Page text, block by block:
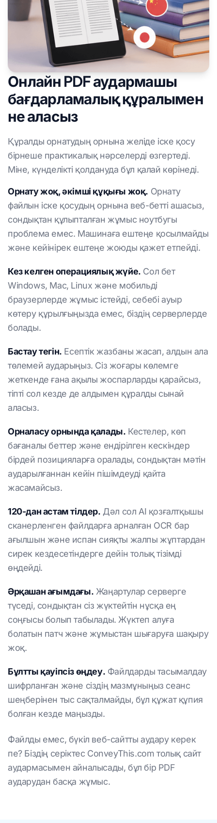
Онлайн PDF аудармашы
бағдарламалық құралымен
не аласыз
Құралды орнатудың орнына желіде іске қосу
бірнеше практикалық нәрселерді өзгертеді.
Міне, күнделікті қолдануда бұл қалай көрінеді.
Орнату жоқ, әкімші құқығы жоқ. Орнату
файлын іске қосудың орнына веб-бетті ашасыз,
сондықтан құлыпталған жұмыс ноутбугы
проблема емес. Машинаға ештеңе қосылмайды
және кейінірек ештеңе жоюды қажет етпейді.
Кез келген операциялық жүйе. Сол бет
Windows, Mac, Linux және мобильді
браузерлерде жұмыс істейді, себебі ауыр
көтеру құрылғыңызда емес, біздің серверлерде
болады.
Бастау тегін. Есептік жазбаны жасап, алдын ала
төлемей аударыңыз. Сіз жоғары көлемге
жеткенде ғана ақылы жоспарларды қарайсыз,
тіпті сол кезде де алдымен құралды сынай
аласыз.
Орналасу орнында қалады. Кестелер, көп
бағаналы беттер және ендірілген кескіндер
бірдей позицияларға оралады, сондықтан мәтін
аударылғаннан кейін пішімдеуді қайта
жасамайсыз.
120-дан астам тілдер. Дәл сол AI қозғалтқышы
сканерленген файлдарға арналған OCR бар
ағылшын және испан сияқты жалпы жұптардан
сирек кездесетіндерге дейін толық тізімді
өңдейді.
Әрқашан ағымдағы. Жаңартулар серверге
түседі, сондықтан сіз жүктейтін нұсқа ең
соңғысы болып табылады. Жүктеп алуға
болатын патч және жұмыстан шығаруға шақыру
жоқ.
Бұлтты қауіпсіз өңдеу. Файлдарды тасымалдау
шифрланған және сіздің мазмұныңыз сеанс
шеңберінен тыс сақталмайды, бұл құжат құпия
болған кезде маңызды.
Файлды емес, бүкіл веб-сайтты аудару керек
пе? Біздің серіктес ConveyThis.com толық сайт
аудармасымен айналысады, бұл бір PDF
аударудан басқа жұмыс.